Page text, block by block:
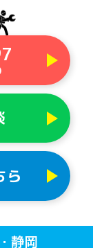
ら
静岡